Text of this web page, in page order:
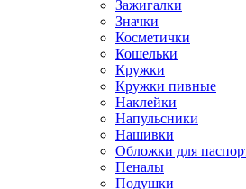
Зажигалки
Значки
Косметички
Кошельки
Кружки
Кружки пивные
Наклейки
Напульсники
Нашивки
Обложки для
Пеналы
Подушки